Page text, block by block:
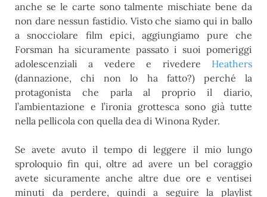
anche se le carte sono talmente mischiate bene da
non dare nessun fastidio. Visto che siamo qui in ballo
a snocciolare film epici, aggiungiamo pure che
Forsman ha sicuramente passato i suoi pomeriggi
adolescenziali a vedere e rivedere Heathers
(dannazione, chi non lo ha fatto?) perché la
protagonista che parla al proprio il diario,
l’ambientazione e l’ironia grottesca sono già tutte
nella pellicola con quella dea di Winona Ryder.
Se avete avuto il tempo di leggere il mio lungo
sproloquio fin qui, oltre ad avere un bel coraggio
avete sicuramente anche altre due ore e ventisei
minuti da perdere, quindi a seguire la playlist